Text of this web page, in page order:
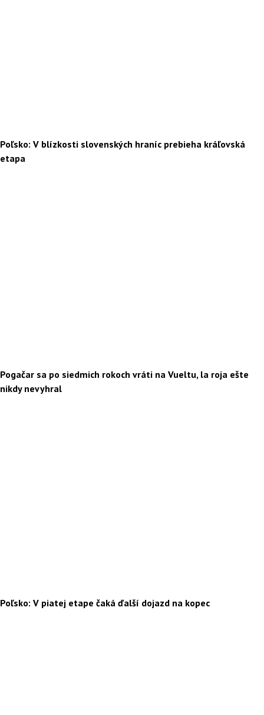
Poľsko: V blízkosti slovenských hraníc prebieha kráľovská
etapa
Pogačar sa po siedmich rokoch vráti na Vueltu, la roja ešte
nikdy nevyhral
Poľsko: V piatej etape čaká ďalší dojazd na kopec